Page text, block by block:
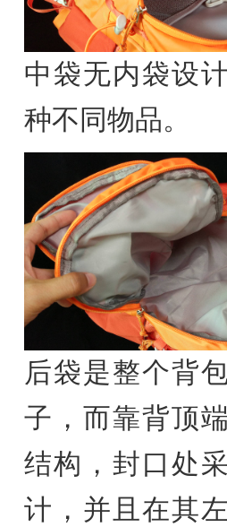
中袋无内袋设
种不同物品。
后袋是整个背
子，而靠背顶
结构，封口处
计，并且在其